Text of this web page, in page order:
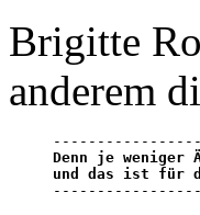
Brigitte
anderem
Denn je weniger
und das ist für